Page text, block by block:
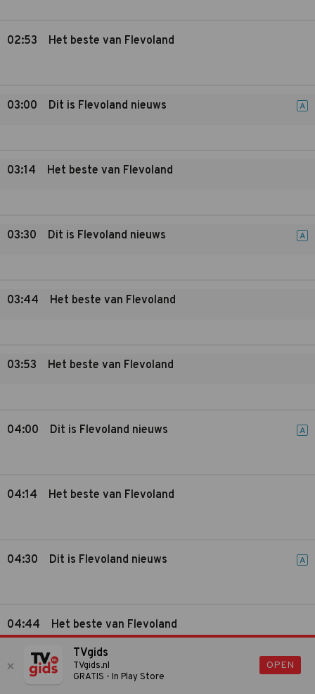
02:53 Het beste van Flevoland
03:00 Dit is Flevoland nieuws A
03:14 Het beste van Flevoland
03:30 Dit is Flevoland nieuws A
03:44 Het beste van Flevoland
03:53 Het beste van Flevoland
04:00 Dit is Flevoland nieuws A
04:14 Het beste van Flevoland
04:30 Dit is Flevoland nieuws A
04:44 Het beste van Flevoland
TVgids
TVgids.nl
GRATIS - In Play Store
OPEN